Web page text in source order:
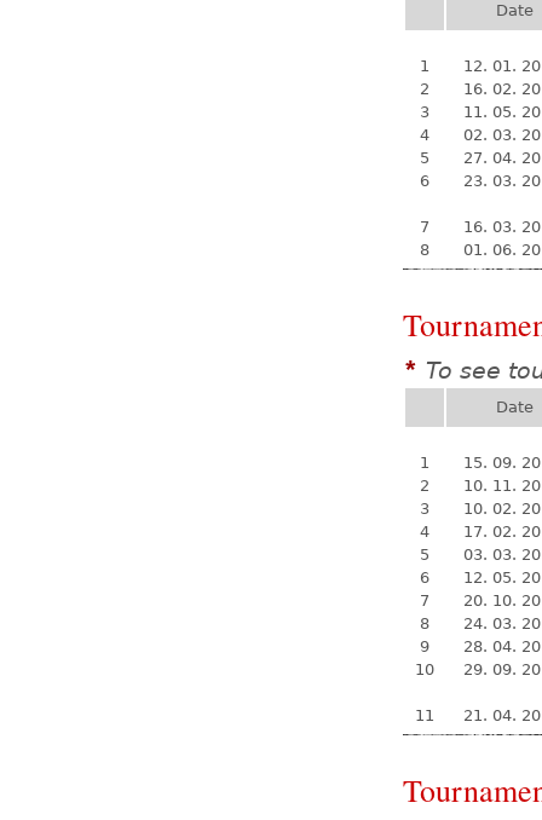
Date
1
12. 01.
2
16. 02.
3
11. 05.
4
02. 03.
5
27. 04.
6
23. 03.
7
16. 03.
8
01. 06.
* To see
Date
1
15. 09.
2
10. 11.
3
10. 02.
4
17. 02.
5
03. 03.
6
12. 05.
7
20. 10.
8
24. 03.
9
28. 04.
10
29. 09.
11 21. 04.